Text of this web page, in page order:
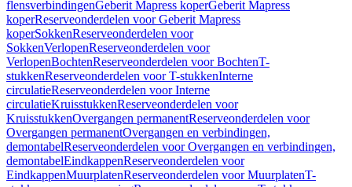
flensverbindingenGeberit Mapress koperGeberit Mapress
koperReserveonderdelen voor Geberit Mapress
koperSokkenReserveonderdelen voor
SokkenVerlopenReserveonderdelen voor
VerlopenBochtenReserveonderdelen voor BochtenT-
stukkenReserveonderdelen voor T-stukkenInterne
circulatieReserveonderdelen voor Interne
circulatieKruisstukkenReserveonderdelen voor
KruisstukkenOvergangen permanentReserveonderdelen voor
Overgangen permanentOvergangen en verbindingen,
demontabelReserveonderdelen voor Overgangen en verbindingen,
demontabelEindkappenReserveonderdelen voor
EindkappenMuurplatenReserveonderdelen voor MuurplatenT-